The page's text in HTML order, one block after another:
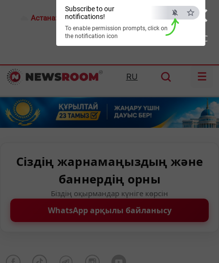
×
ESC
Subscribe to our
notifications!
To enable permission prompts, click on
the notification icon
Астана: 19°C Алматы: Шымкент:29°C
RU ☰
Сіздің жарнамаңыздың және
баннердің орны
Біздің оқырмандар күніге көрсін
WhatsApp арқылы байланысу